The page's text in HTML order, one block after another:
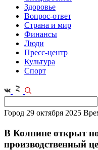
Здоровье
Вопрос-ответ
Страна и мир
Финансы
Люди
Пресс-центр
Культура
Спорт
Город 29 октября 2025
​В Колпине открыт
производственный